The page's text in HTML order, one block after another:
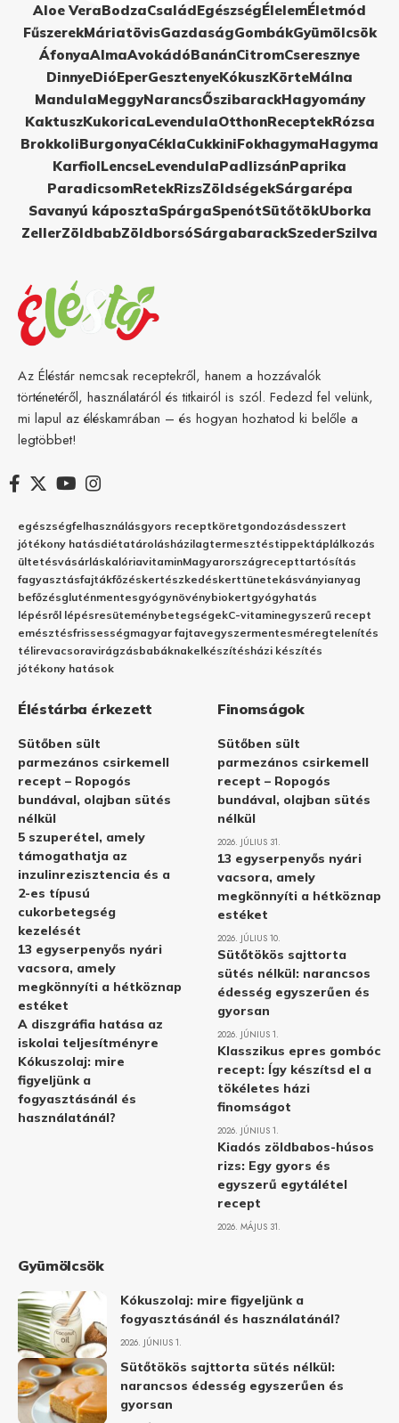
Aloe VeraBodzaCsaládEgészségÉlelemÉletmód
FűszerekMáriatövisGazdaságGombákGyümölcsök
ÁfonyaAlmaAvokádóBanánCitromCseresznye
DinnyeDióEperGesztenyeKókuszKörteMálna
MandulaMeggyNarancsŐszibarackHagyomány
KaktuszKukoricaLevendulaOtthonReceptekRózsa
BrokkoliBurgonyaCéklaCukkiniFokhagymaHagyma
KarfiolLencseLevendulaPadlizsánPaprika
ParadicsomRetekRizsZöldségekSárgarépa
Savanyú káposztaSpárgaSpenótSütőtökUborka
ZellerZöldbabZöldborsóSárgabarackSzederSzilva
Az Éléstár nemcsak receptekről, hanem a hozzávalók
történetéről, használatáról és titkairól is szól. Fedezd fel velünk,
mi lapul az éléskamrában – és hogyan hozhatod ki belőle a
legtöbbet!
egészségfelhasználásgyors receptköretgondozásdesszert
jótékony hatásdiétatárolásházilagtermesztéstippektáplálkozás
ültetésvásárláskalóriavitaminMagyarországrecepttartósítás
fagyasztásfajtákfőzéskertészkedéskerttünetekásványianyag
befőzésgluténmentesgyógynövénybiokertgyógyhatás
lépésről lépésresüteménybetegségekC-vitaminegyszerű recept
emésztésfrissességmagyar fajtavegyszermentesméregtelenítés
télirevacsoravirágzásbabáknakelkészítésházi készítés
jótékony hatások
Éléstárba érkezett
Sütőben sült
parmezános csirkemell
recept – Ropogós
bundával, olajban sütés
nélkül
5 szuperétel, amely
támogathatja az
inzulinrezisztencia és a
2-es típusú
cukorbetegség
kezelését
13 egyserpenyős nyári
vacsora, amely
megkönnyíti a hétköznap
estéket
A diszgráfia hatása az
iskolai teljesítményre
Kókuszolaj: mire
figyeljünk a
fogyasztásánál és
használatánál?
Finomságok
Sütőben sült
parmezános csirkemell
recept – Ropogós
bundával, olajban sütés
nélkül
2026. JÚLIUS 31.
13 egyserpenyős nyári
vacsora, amely
megkönnyíti a hétköznap
estéket
2026. JÚLIUS 10.
Sütőtökös sajttorta
sütés nélkül: narancsos
édesség egyszerűen és
gyorsan
2026. JÚNIUS 1.
Klasszikus epres gombóc
recept: Így készítsd el a
tökéletes házi
finomságot
2026. JÚNIUS 1.
Kiadós zöldbabos-húsos
rizs: Egy gyors és
egyszerű egytálétel
recept
2026. MÁJUS 31.
Gyümölcsök
Kókuszolaj: mire figyeljünk a
fogyasztásánál és használatánál?
2026. JÚNIUS 1.
Sütőtökös sajttorta sütés nélkül:
narancsos édesség egyszerűen és
gyorsan